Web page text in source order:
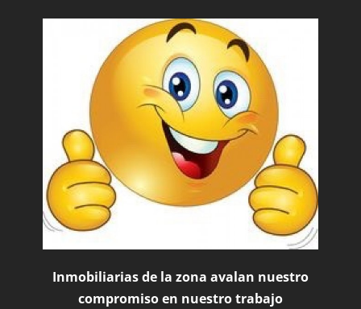
Inmobiliarias de la zona avalan nuestro
compromiso en nuestro trabajo